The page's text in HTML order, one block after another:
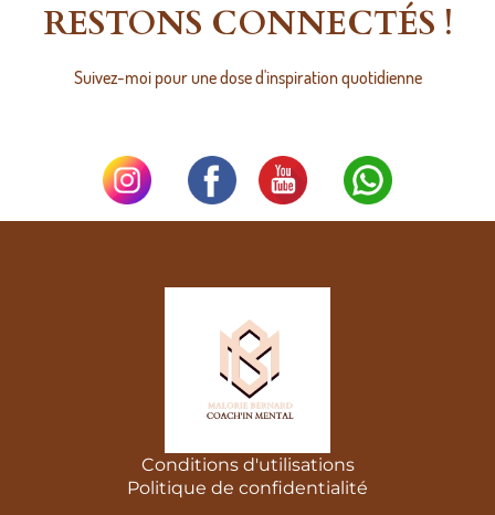
RESTONS CONNECTÉS !
Suivez-moi pour une dose d'inspiration quotidienne
Conditions d'utilisations
Politique de confidentialité